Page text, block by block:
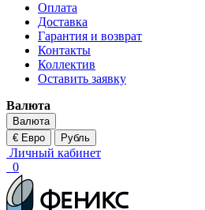
Оплата
Доставка
Гарантия и возврат
Контакты
Коллектив
Оставить заявку
Валюта
Валюта
€ Евро
Рубль
Личный кабинет
0